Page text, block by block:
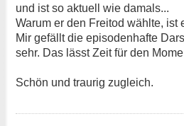
und ist so aktuell wie damals...
Warum er den Freitod wählte, ist
Mir gefällt die episodenhafte
sehr. Das lässt Zeit für den
Schön und traurig zugleich.